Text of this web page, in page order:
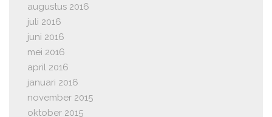
augustus 2016
juli 2016
juni 2016
mei 2016
april 2016
januari 2016
november 2015
oktober 2015